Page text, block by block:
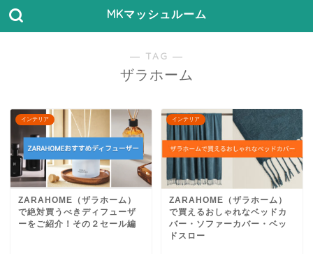
MKマッシュルーム
― TAG ―
ザラホーム
インテリア
ZARAHOME（ザラホーム）
で絶対買うべきディフューザ
ーをご紹介！その２セール編
インテリア
ZARAHOME（ザラホーム）
で買えるおしゃれなベッドカ
バー・ソファーカバー・ベッ
ドスロー